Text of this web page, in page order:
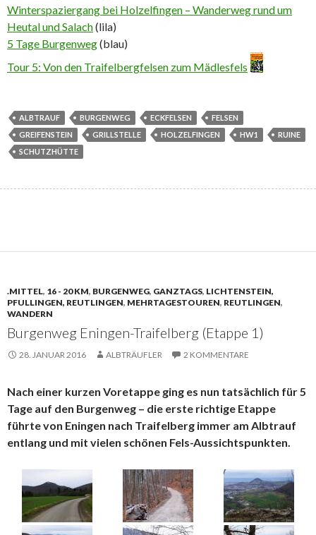
Winterspaziergang bei Holzelfingen – Wanderweg rund um
Heutal und Salach(lila)
5 Tage Burgenweg(blau)
Tour 5: Von den Traifelbergfelsen zum Mädlesfels
ALBTRAUF BURGENWEG ECKFELSEN
FELSEN
GREIFENSTEIN
GRILLSTELLE HOLZELFINGEN HW1
RUINE
SCHUTZHÜTTE
.MITTEL, 16 - 20 KM, BURGENWEG, GANZTAGS, LICHTENSTEIN,
PFULLINGEN, REUTLINGEN, MEHRTAGESTOUREN, REUTLINGEN,
WANDERN
Burgenweg Eningen-Traifelberg (Etappe 1)
28. JANUAR 2016 ALBTRÄUFLER 2 KOMMENTARE
Nach einer kurzen Voretappe ging es nun tatsächlich für 5
Tage auf den Burgenweg – die erste richtige Etappe
führte von Eningen nach Traifelberg immer am Albtrauf
entlang und mit vielen schönen Fels-Aussichtspunkten.